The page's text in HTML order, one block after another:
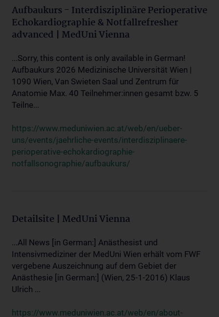
Aufbaukurs - Interdisziplinäre Perioperative
Echokardiographie & Notfallrefresher
advanced | MedUni Vienna
...Sorry, this content is only available in German!
Aufbaukurs 2026 Medizinische Universität Wien |
1090 Wien, Van Swieten Saal und Zentrum für
Anatomie Max. 40 Teilnehmer:innen gesamt bzw. 5
Teilne...
https://www.meduniwien.ac.at/web/en/ueber-
uns/events/jaehrliche-events/interdisziplinaere-
perioperative-echokardiographie-
notfallsonographie/aufbaukurs/
Detailsite | MedUni Vienna
...All News [in German:] Anästhesist und
Intensivmediziner der MedUni Wien erhält vom FWF
vergebene Auszeichnung auf dem Gebiet der
Anästhesie [in German:] (Wien, 25-1-2016) Klaus
Ulrich ...
https://www.meduniwien.ac.at/web/en/about-